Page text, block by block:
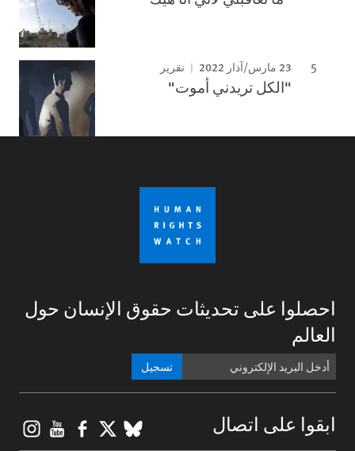
23 مارس/آذار 2022 تقرير
"الكل تريدني أموت"
احصلوا على تحديثات حقوق الإنسان حول
العالم
تسجيل
ابقوا على اتصال BlueSky
X